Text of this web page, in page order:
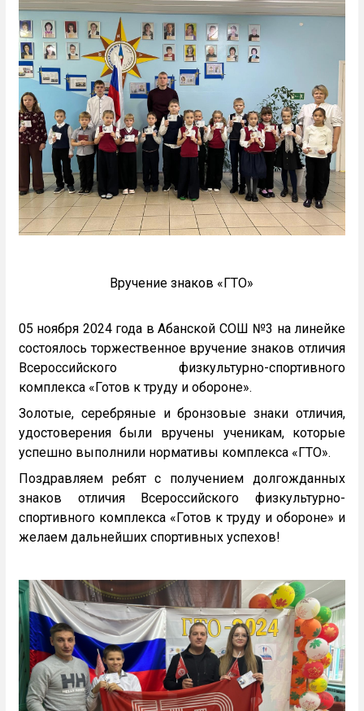
Вручение знаков «ГТО»
05 ноября 2024 года в Абанской СОШ №3 на линейке
состоялось торжественное вручение знаков отличия
Всероссийского физкультурно-спортивного
комплекса «Готов к труду и обороне».
Золотые, серебряные и бронзовые знаки отличия,
удостоверения были вручены ученикам, которые
успешно выполнили нормативы комплекса «ГТО».
Поздравляем ребят с получением долгожданных
знаков отличия Всероссийского физкультурно-
спортивного комплекса «Готов к труду и обороне» и
желаем дальнейших спортивных успехов!